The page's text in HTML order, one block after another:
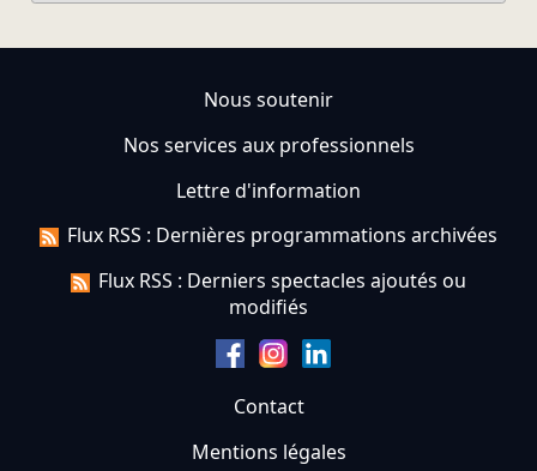
Nous soutenir
Nos services aux professionnels
Lettre d'information
Flux RSS : Dernières programmations archivées
Flux RSS : Derniers spectacles ajoutés ou
modifiés
Contact
Mentions légales